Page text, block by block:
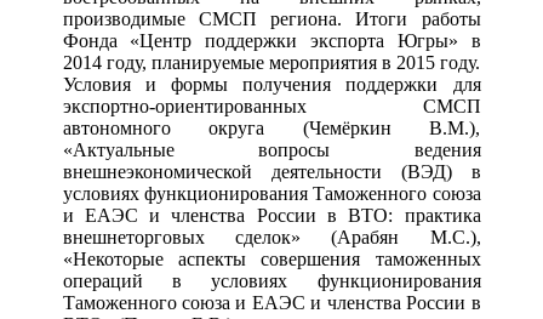
производимые СМСП региона. Итоги работы
Фонда «Центр поддержки экспорта Югры» в
2014 году, планируемые мероприятия в 2015 году.
Условия и формы получения поддержки для
экспортно-ориентированных СМСП
автономного округа (Чемёркин В.М.),
«Актуальные вопросы ведения
внешнеэкономической деятельности (ВЭД) в
условиях функционирования Таможенного союза
и ЕАЭС и членства России в ВТО: практика
внешнеторговых сделок» (Арабян М.С.),
«Некоторые аспекты совершения таможенных
операций в условиях функционирования
Таможенного союза и ЕАЭС и членства России в